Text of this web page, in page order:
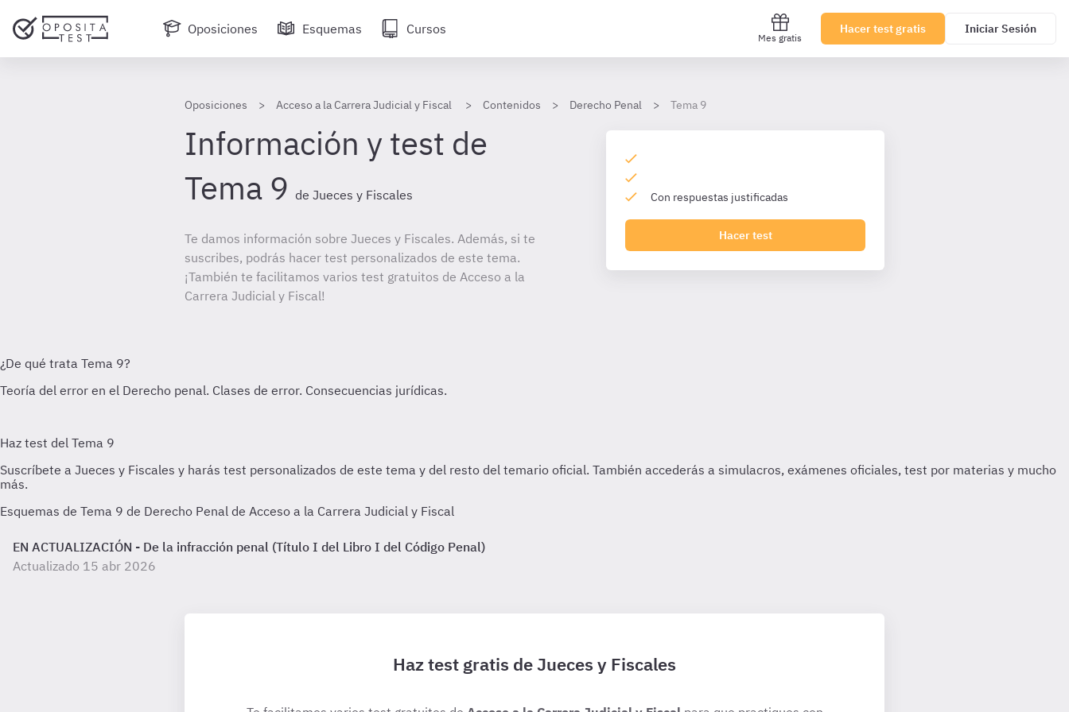
Oposiciones Esquemas Cursos
Mes gratis
Hacer test gratis Iniciar Sesión
Oposiciones Acceso a la Carrera Judicial y Fiscal Contenidos Derecho Penal Tema 9
Información y test de
Tema 9 de Jueces y Fiscales
Te damos información sobre Jueces y Fiscales. Además, si te
suscribes, podrás hacer test personalizados de este tema.
¡También te facilitamos varios test gratuitos de Acceso a la
Carrera Judicial y Fiscal!
Con respuestas justificadas
Hacer test
Esquemas de Tema 9 de Derecho Penal de Acceso a la Carrera Judicial y Fiscal
EN ACTUALIZACIÓN - De la infracción penal (Título I del Libro I del Código Penal)
Actualizado 15 abr 2026
Haz test gratis de Jueces y Fiscales